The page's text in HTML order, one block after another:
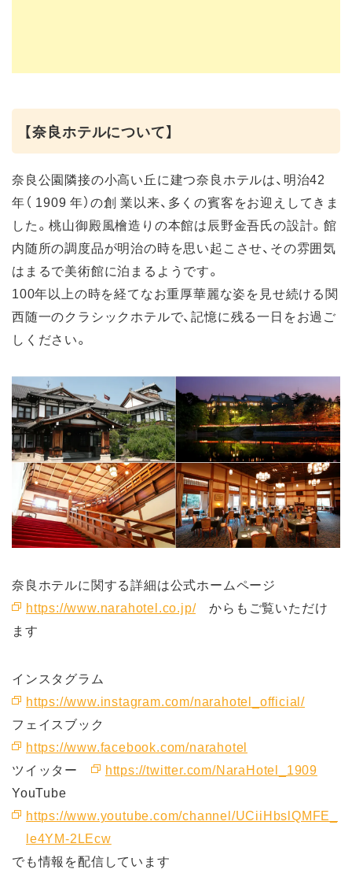
【奈良ホテルについて】
奈良公園隣接の小高い丘に建つ奈良ホテルは、明治42
年（ 1909 年）の創 業以来、多くの賓客をお迎えしてきま
した。桃山御殿風檜造りの本館は辰野金吾氏の設計。館
内随所の調度品が明治の時を思い起こさせ、その雰囲気
はまるで美術館に泊まるようです。
100年以上の時を経てなお重厚華麗な姿を見せ続ける関
西随一のクラシックホテルで、記憶に残る一日をお過ご
しください。
奈良ホテルに関する詳細は公式ホームページ
https://www.narahotel.co.jp/ からもご覧いただけ
ます
インスタグラム
https://www.instagram.com/narahotel_official/
フェイスブック
https://www.facebook.com/narahotel
ツイッター
https://twitter.com/NaraHotel_1909
YouTube
https://www.youtube.com/channel/UCiiHbslQMFE_
le4YM-2LEcw
でも情報を配信しています